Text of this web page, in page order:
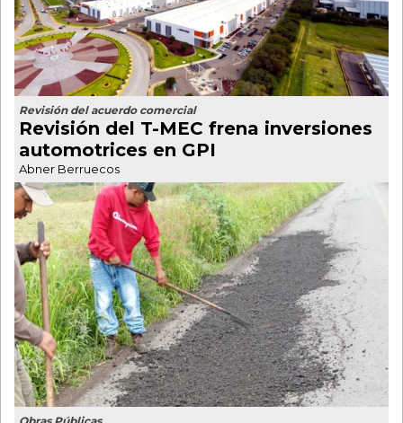
Revisión del acuerdo comercial
Revisión del T-MEC frena inversiones
automotrices en GPI
Abner Berruecos